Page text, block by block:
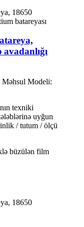
Modeli:
texniki
uyğun
/ tutum / ölçü
büzülən film